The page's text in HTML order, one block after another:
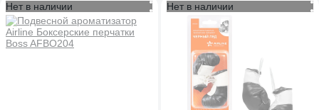
Нет в наличии Нет в наличии